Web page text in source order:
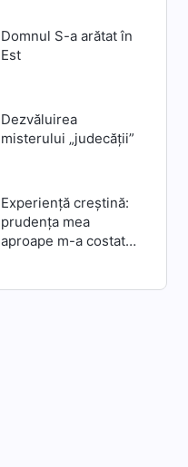
Domnul S-a arătat în
Est
Dezvăluirea
misterului „judecății”
Experiență creștină:
prudența mea
aproape m-a costat